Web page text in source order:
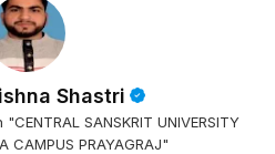
Shastri
SANSKRIT UNIVERSITY
CAMPUS PRAYAGRAJ"